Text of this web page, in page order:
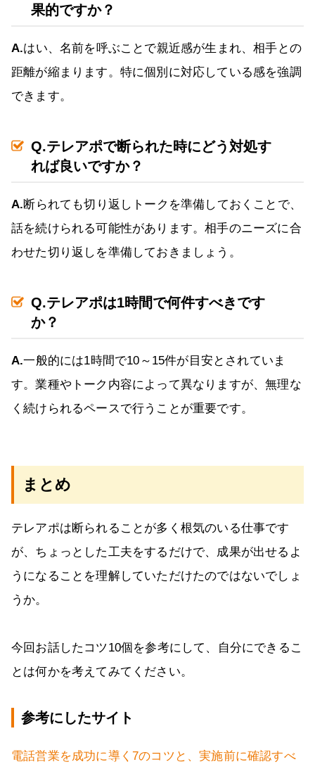
果的ですか？
A.はい、名前を呼ぶことで親近感が生まれ、相手との
距離が縮まります。特に個別に対応している感を強調
できます。
Q.テレアポで断られた時にどう対処す
れば良いですか？
A.断られても切り返しトークを準備しておくことで、
話を続けられる可能性があります。相手のニーズに合
わせた切り返しを準備しておきましょう。
Q.テレアポは1時間で何件すべきです
か？
A.一般的には1時間で10～15件が目安とされていま
す。業種やトーク内容によって異なりますが、無理な
く続けられるペースで行うことが重要です。
まとめ
テレアポは断られることが多く根気のいる仕事です
が、ちょっとした工夫をするだけで、成果が出せるよ
うになることを理解していただけたのではないでしょ
うか。
今回お話したコツ10個を参考にして、自分にできるこ
とは何かを考えてみてください。
参考にしたサイト
電話営業を成功に導く7のコツと、実施前に確認すべ